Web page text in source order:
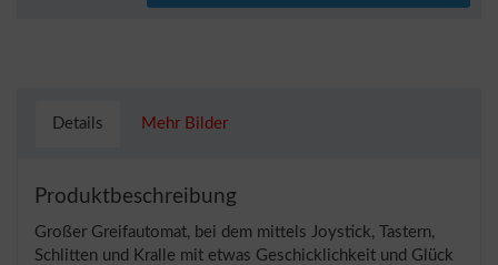
Details Mehr Bilder
Produktbeschreibung
Großer Greifautomat, bei dem mittels Joystick, Tastern,
Schlitten und Kralle mit etwas Geschicklichkeit und Glück